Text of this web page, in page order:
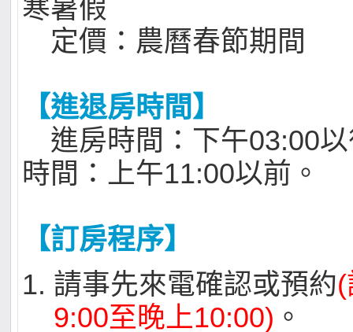
寒暑假
定價：農曆春節期間
【進退房時間】
進房時間：下午03:00
時間：上午11:00以前。
【訂房程序】
請事先來電確認或預約
9:00至晚上10:00) 。